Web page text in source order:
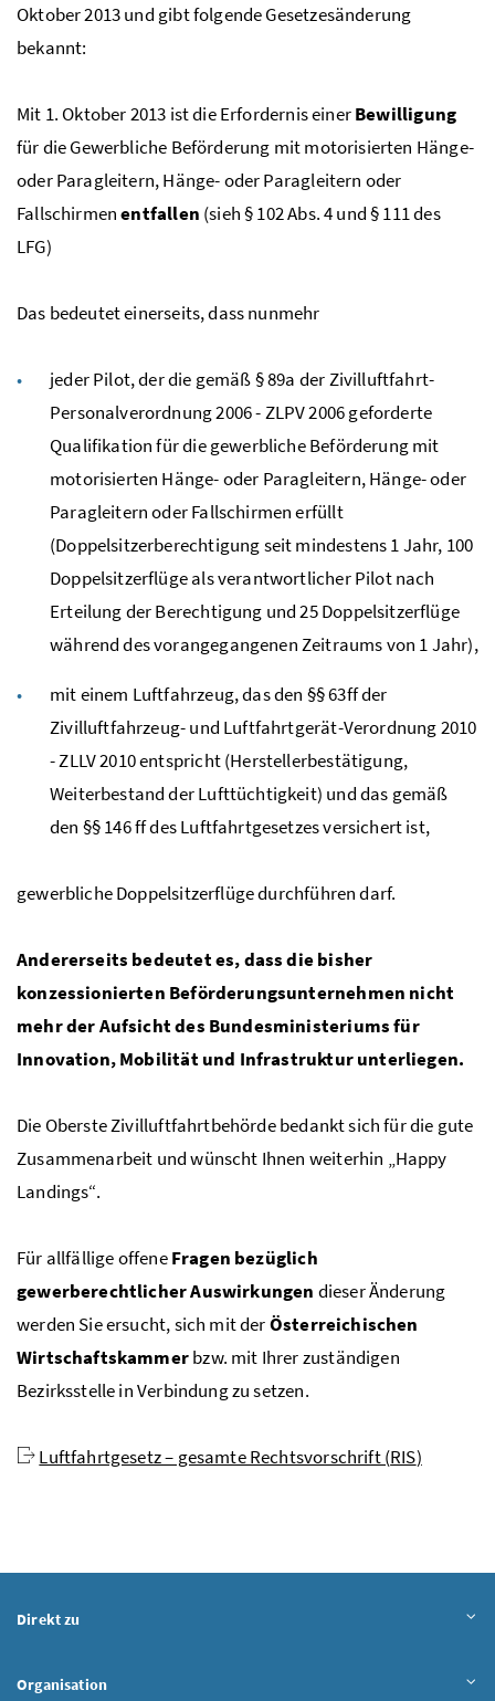
Oktober 2013 und gibt folgende Gesetzesänderung
bekannt:
Mit 1. Oktober 2013 ist die Erfordernis einerBewilligung
für die Gewerbliche Beförderung mit motorisierten Hänge-
oder Paragleitern, Hänge- oder Paragleitern oder
Fallschirmenentfallen (sieh § 102 Abs. 4 und § 111 des
LFG)
Das bedeutet einerseits, dass nunmehr
jeder Pilot, der die gemäß § 89a der Zivilluftfahrt-
Personalverordnung 2006 - ZLPV 2006 geforderte
Qualifikation für die gewerbliche Beförderung mit
motorisierten Hänge- oder Paragleitern, Hänge- oder
Paragleitern oder Fallschirmen erfüllt
(Doppelsitzerberechtigung seit mindestens 1 Jahr, 100
Doppelsitzerflüge als verantwortlicher Pilot nach
Erteilung der Berechtigung und 25 Doppelsitzerflüge
während des vorangegangenen Zeitraums von 1 Jahr),
mit einem Luftfahrzeug, das den §§ 63ff der
Zivilluftfahrzeug- und Luftfahrtgerät-Verordnung 2010
- ZLLV 2010 entspricht (Herstellerbestätigung,
Weiterbestand der Lufttüchtigkeit) und das gemäß
den §§ 146 ff des Luftfahrtgesetzes versichert ist,
gewerbliche Doppelsitzerflüge durchführen darf.
Andererseits bedeutet es, dass die bisher
konzessionierten Beförderungsunternehmen nicht
mehr der Aufsicht des Bundesministeriums für
Innovation, Mobilität und Infrastruktur unterliegen.
Die Oberste Zivilluftfahrtbehörde bedankt sich für die gute
Zusammenarbeit und wünscht Ihnen weiterhin „Happy
Landings“.
Für allfällige offeneFragen bezüglich
gewerberechtlicher Auswirkungen dieser Änderung
werden Sie ersucht, sich mit derÖsterreichischen
Wirtschaftskammerbzw. mit Ihrer zuständigen
Bezirksstelle in Verbindung zu setzen.
Luftfahrtgesetz – gesamte Rechtsvorschrift (RIS)
Direkt zu
Organisation